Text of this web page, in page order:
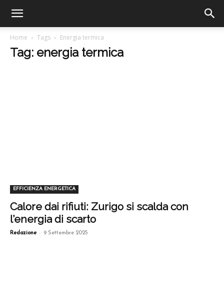
Home Tags Energia termica
Tag: energia termica
EFFICIENZA ENERGETICA
Calore dai rifiuti: Zurigo si scalda con
l’energia di scarto
Redazione - 9 Settembre 2025